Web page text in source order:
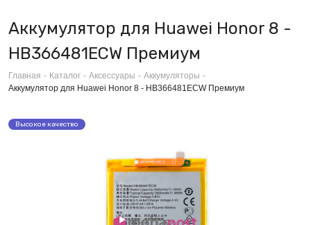
Аккумулятор для Huawei Honor 8 -
HB366481ECW Премиум
Главная - Каталог - Аксессуары - Аккумуляторы -
Аккумулятор для Huawei Honor 8 - HB366481ECW Премиум
Высокое качество